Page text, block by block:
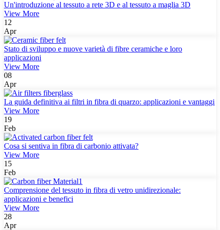
Un'introduzione al tessuto a rete 3D e al tessuto a maglia 3D
View More
12
Apr
Stato di sviluppo e nuove varietà di fibre ceramiche e loro
applicazioni
View More
08
Apr
La guida definitiva ai filtri in fibra di quarzo: applicazioni e vantaggi
View More
19
Feb
Cosa si sentiva in fibra di carbonio attivata?
View More
15
Feb
Comprensione del tessuto in fibra di vetro unidirezionale:
applicazioni e benefici
View More
28
Apr